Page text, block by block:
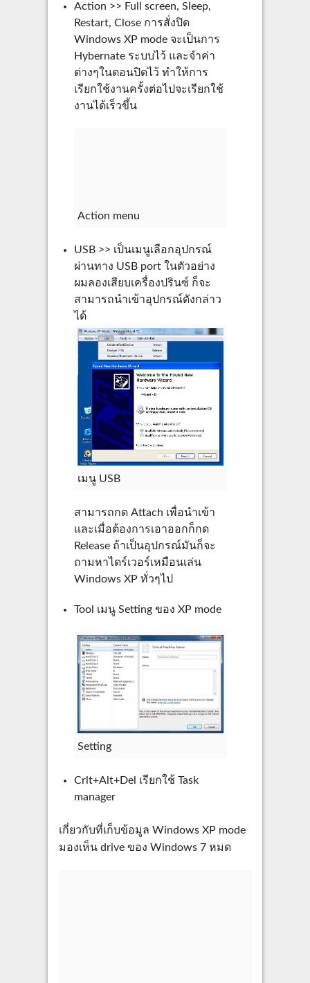
Action >> Full screen, Sleep,
Restart, Close การสั่งปิด
Windows XP mode จะเป็นการ
Hybernate ระบบไว้ และจำค่า
ต่างๆในตอนปิดไว้ ทำให้การ
เรียกใช้งานครั้งต่อไปจะเรียกใช้
งานได้เร็วขึ้น
Action menu
USB >> เป็นเมนูเลือกอุปกรณ์
ผ่านทาง USB port ในตัวอย่าง
ผมลองเสียบเครื่องปรินซ์ ก็จะ
สามารถนำเข้าอุปกรณ์ดังกล่าว
ได้
เมนู USB
สามารถกด Attach เพื่อนำเข้า
และเมื่อต้องการเอาออกก็กด
Release ถ้าเป็นอุปกรณ์มันก็จะ
ถามหาไดร์เวอร์เหมือนเล่น
Windows XP ทั่วๆไป
Tool เมนู Setting ของ XP mode
Setting
Crlt+Alt+Del เรียกใช้ Task
manager
เกี่ยวกับที่เก็บข้อมูล Windows XP mode
มองเห็น drive ของ Windows 7 หมด